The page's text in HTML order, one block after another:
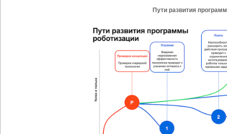
Пути развития